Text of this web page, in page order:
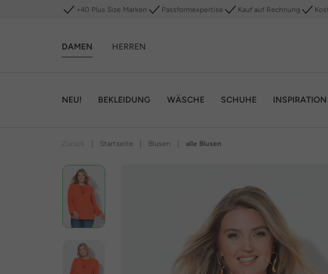
+40 Plus Size Marken Passformexpertise Kauf auf Rechnung
DAMEN HERREN
NEU! BEKLEIDUNG WÄSCHE SCHUHE INSPIRATION
Startseite Blusen alle Blusen